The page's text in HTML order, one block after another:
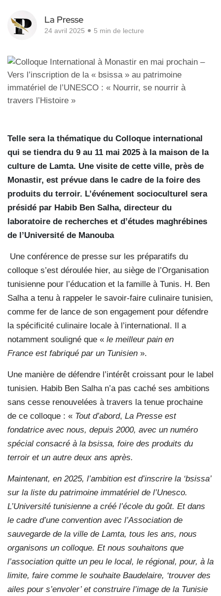
La Presse
24 avril 2025 5 min de lecture
Telle sera la thématique du Colloque international
qui se tiendra du 9 au 11 mai 2025 à la maison de la
culture de Lamta. Une visite de cette ville, près de
Monastir, est prévue dans le cadre de la foire des
produits du terroir. L’événement socioculturel sera
présidé par Habib Ben Salha, directeur du
laboratoire de recherches et d’études maghrébines
de l’Université de Manouba
Une conférence de presse sur les préparatifs du
colloque s’est déroulée hier, au siège de l’Organisation
tunisienne pour l’éducation et la famille à Tunis. H. Ben
Salha a tenu à rappeler le savoir-faire culinaire tunisien,
comme fer de lance de son engagement pour défendre
la spécificité culinaire locale à l’international. Il a
notamment souligné que « le meilleur pain en
France est fabriqué par un Tunisien ».
Une manière de défendre l’intérêt croissant pour le label
tunisien. Habib Ben Salha n’a pas caché ses ambitions
sans cesse renouvelées à travers la tenue prochaine
de ce colloque : « Tout d’abord, La Presse est
fondatrice avec nous, depuis 2000, avec un numéro
spécial consacré à la bsissa, foire des produits du
terroir et un autre deux ans après.
Maintenant, en 2025, l’ambition est d’inscrire la ‘bsissa’
sur la liste du patrimoine immatériel de l’Unesco.
L’Université tunisienne a créé l’école du goût. Et dans
le cadre d’une convention avec l’Association de
sauvegarde de la ville de Lamta, tous les ans, nous
organisons un colloque. Et nous souhaitons que
l’association quitte un peu le local, le régional, pour, à la
limite, faire comme le souhaite Baudelaire, ‘trouver des
ailes pour s’envoler’ et construire l’image de la Tunisie